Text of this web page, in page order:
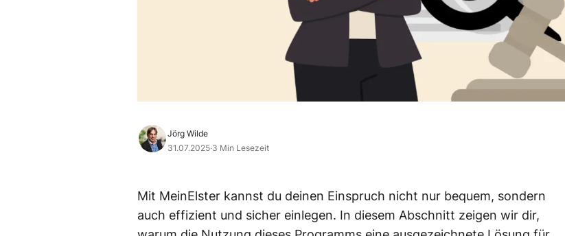
Jörg Wilde
31.07.2025·3 Min Lesezeit
Mit MeinElster kannst du deinen Einspruch nicht nur bequem, sondern
auch effizient und sicher einlegen. In diesem Abschnitt zeigen wir dir,